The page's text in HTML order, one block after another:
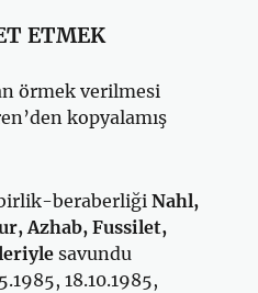
ETMEK
örmek verilmesi
kopyalamış
beraberliğiNahl,
Azhab, Fussilet,
savundu
18.10.1985,